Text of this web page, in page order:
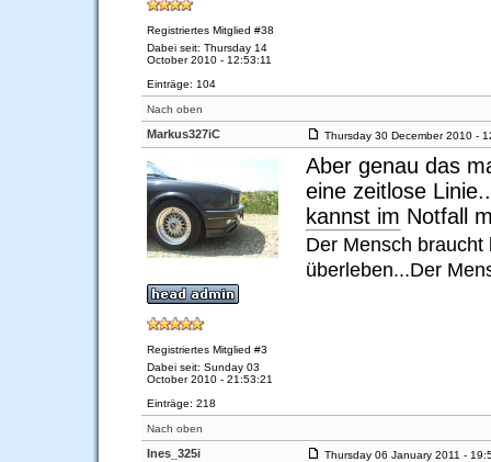
Registriertes Mitglied #38
Dabei seit: Thursday 14
October 2010 - 12:53:11
Einträge: 104
Nach oben
Markus327iC Thursday 30 December 2010 -
Registriertes Mitglied #3
Dabei seit: Sunday 03
October 2010 - 21:53:21
Einträge: 218
Aber genau das
eine zeitlose
kannst im Notfall
Der Mensch
überleben...Der
Nach oben
Ines_325i Thursday 06 January 2011 -